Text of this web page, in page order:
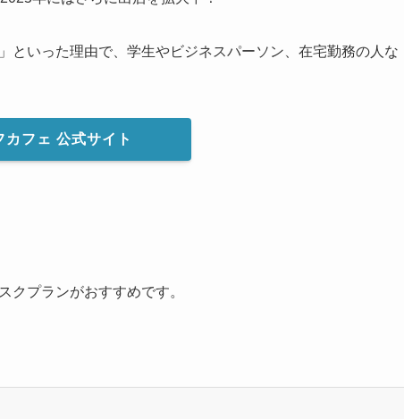
といった理由で、学生やビジネスパーソン、在宅勤務の人な
カフェ 公式サイト
クプランがおすすめです。